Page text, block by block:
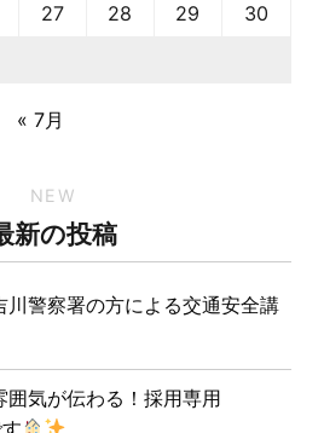
27 28 29
30
« 7月
NEW
新の投稿
川警察署の方による交通安全講
囲気が伝わる！採用専用